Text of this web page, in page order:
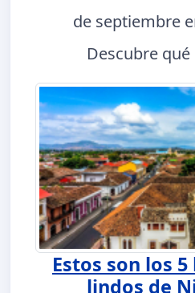
de septiembre
Descubre qué
Estos son los
lindos de